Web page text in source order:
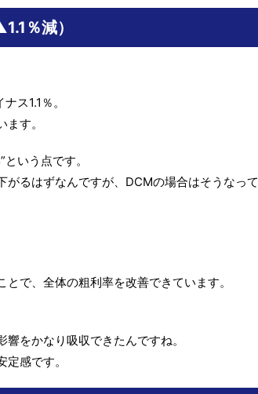
％減）
ス1.1％。
す。
いう点です。
るはずなんですが、DCMの場合はそうなって
で、全体の粗利率を改善できています。
をかなり吸収できたんですね。
感です。